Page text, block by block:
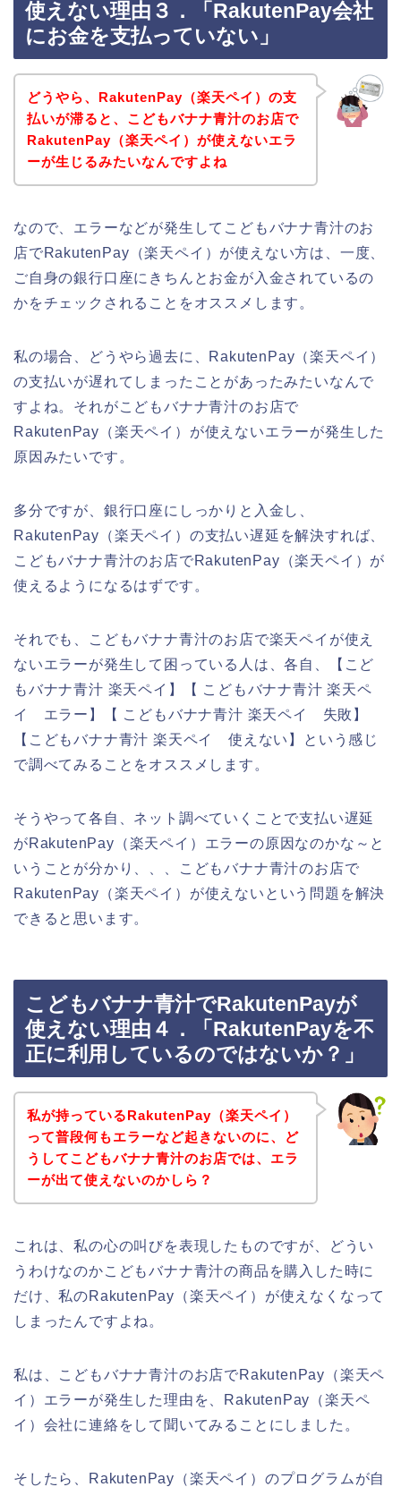
使えない理由３．「RakutenPay会社
にお金を支払っていない」
どうやら、RakutenPay（楽天ペイ）の支
払いが滞ると、こどもバナナ青汁のお店で
RakutenPay（楽天ペイ）が使えないエラ
ーが生じるみたいなんですよね
なので、エラーなどが発生してこどもバナナ青汁のお
店でRakutenPay（楽天ペイ）が使えない方は、一度、
ご自身の銀行口座にきちんとお金が入金されているの
かをチェックされることをオススメします。
私の場合、どうやら過去に、RakutenPay（楽天ペイ）
の支払いが遅れてしまったことがあったみたいなんで
すよね。それがこどもバナナ青汁のお店で
RakutenPay（楽天ペイ）が使えないエラーが発生した
原因みたいです。
多分ですが、銀行口座にしっかりと入金し、
RakutenPay（楽天ペイ）の支払い遅延を解決すれば、
こどもバナナ青汁のお店でRakutenPay（楽天ペイ）が
使えるようになるはずです。
それでも、こどもバナナ青汁のお店で楽天ペイが使え
ないエラーが発生して困っている人は、各自、【こど
もバナナ青汁 楽天ペイ】【 こどもバナナ青汁 楽天ペ
イ エラー】【 こどもバナナ青汁 楽天ペイ 失敗】
【こどもバナナ青汁 楽天ペイ 使えない】という感じ
で調べてみることをオススメします。
そうやって各自、ネット調べていくことで支払い遅延
がRakutenPay（楽天ペイ）エラーの原因なのかな～と
いうことが分かり、、、こどもバナナ青汁のお店で
RakutenPay（楽天ペイ）が使えないという問題を解決
できると思います。
こどもバナナ青汁でRakutenPayが
使えない理由４．「RakutenPayを不
正に利用しているのではないか？」
私が持っているRakutenPay（楽天ペイ）
って普段何もエラーなど起きないのに、ど
うしてこどもバナナ青汁のお店では、エラ
ーが出て使えないのかしら？
これは、私の心の叫びを表現したものですが、どうい
うわけなのかこどもバナナ青汁の商品を購入した時に
だけ、私のRakutenPay（楽天ペイ）が使えなくなって
しまったんですよね。
私は、こどもバナナ青汁のお店でRakutenPay（楽天ペ
イ）エラーが発生した理由を、RakutenPay（楽天ペ
イ）会社に連絡をして聞いてみることにしました。
そしたら、RakutenPay（楽天ペイ）のプログラムが自